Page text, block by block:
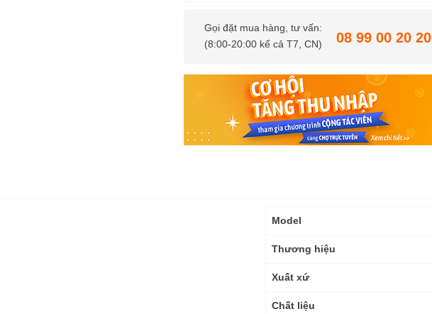
Gọi đặt mua hàng, tư vấn:
(8:00-20:00 kể cả T7, CN)
08 99 00 20 20
Thông
kỹ
Model
Thương hiệu
Xuất xứ
Chất liệu